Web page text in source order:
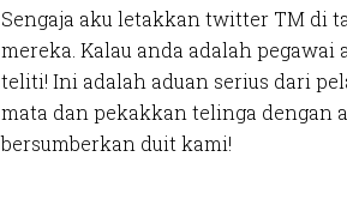
Sengaja aku letakkan twitter TM di
mereka. Kalau anda adalah pegawai
teliti! Ini adalah aduan serius dari
mata dan pekakkan telinga dengan
bersumberkan duit kami!